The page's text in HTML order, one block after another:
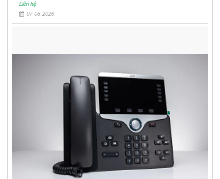
Liên hệ
07-08-2026